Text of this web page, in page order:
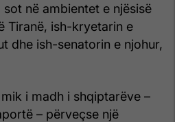
në ambientet e njësisë
Tiranë, ish-kryetarin e
dhe ish-senatorin e njohur,
i madh i shqiptarëve –
– përveçse një